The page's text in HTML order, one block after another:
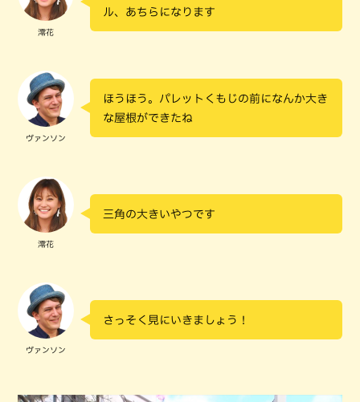
澪花
ル、あちらになります
ヴァンソン
ほうほう。パレットくもじの前になんか大き
な屋根ができたね
澪花
三角の大きいやつです
ヴァンソン
さっそく見にいきましょう！